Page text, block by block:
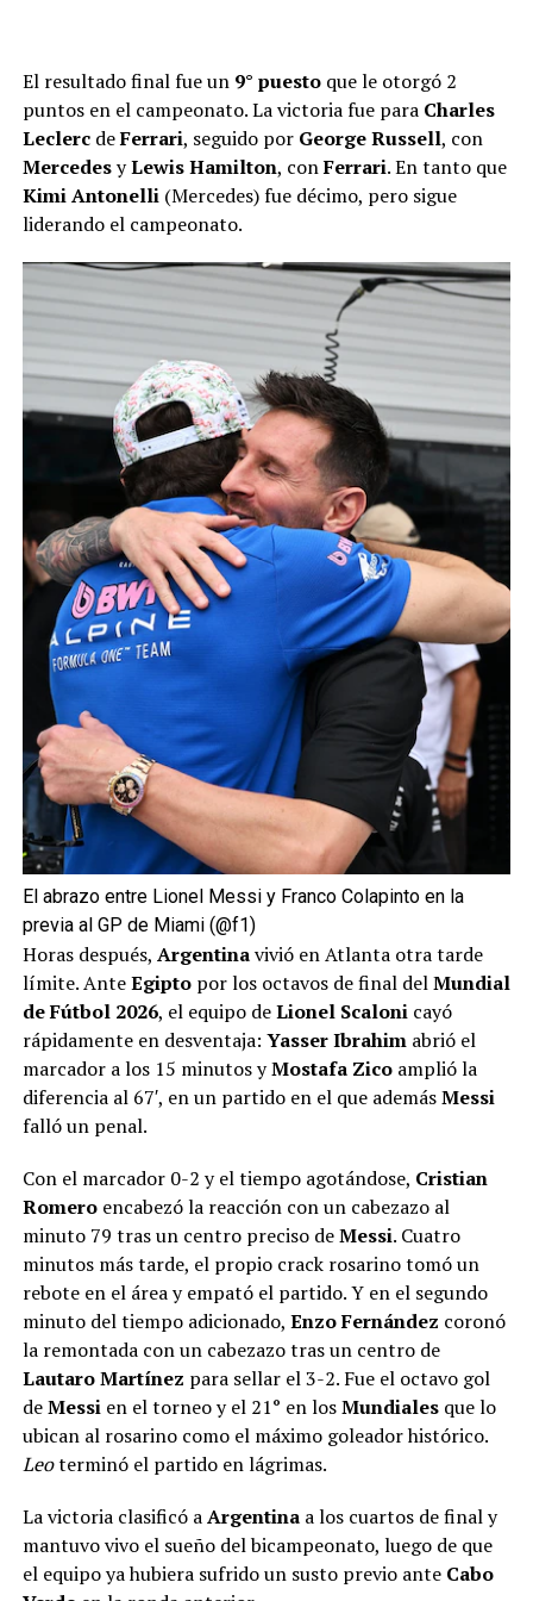
El resultado final fue un 9° puestoque le otorgó 2
puntos en el campeonato. La victoria fue para Charles
LeclercdeFerrari, seguido por George Russell, con
MercedesyLewis Hamilton, conFerrari. En tanto que
Kimi Antonelli (Mercedes) fue décimo, pero sigue
liderando el campeonato.
El abrazo entre Lionel Messi y Franco Colapinto en la
previa al GP de Miami (@f1)
Horas después, Argentinavivió en Atlanta otra tarde
límite. AnteEgipto por los octavos de final delMundial
de Fútbol 2026, el equipo deLionel Scalonicayó
rápidamente en desventaja: Yasser Ibrahimabrió el
marcador a los 15 minutos yMostafa Zicoamplió la
diferencia al 67′, en un partido en el que ademásMessi
falló un penal.
Con el marcador 0-2 y el tiempo agotándose, Cristian
Romeroencabezó la reacción con un cabezazo al
minuto 79 tras un centro preciso deMessi. Cuatro
minutos más tarde, el propio crack rosarino tomó un
rebote en el área y empató el partido. Y en el segundo
minuto del tiempo adicionado, Enzo Fernández coronó
la remontada con un cabezazo tras un centro de
Lautaro Martínez para sellar el 3-2. Fue el octavo gol
deMessien el torneo y el 21° en losMundiales que lo
ubican al rosarino como el máximo goleador histórico.
Leoterminó el partido en lágrimas.
La victoria clasificó aArgentinaa los cuartos de final y
mantuvo vivo el sueño del bicampeonato, luego de que
el equipo ya hubiera sufrido un susto previo ante Cabo